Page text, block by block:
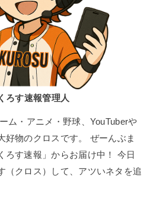
くろす速報管理人
ム・アニメ・野球、YouTuberや
好物のクロスです。 ぜーんぶま
ろす速報」からお届け中！ 今日
（クロス）して、アツいネタを追